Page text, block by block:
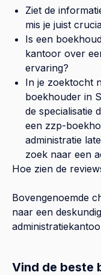
Ziet de
mis je juist
Is een
kantoor over
ervaring?
In je zoektocht
boekhouder in
de specialisatie
een zzp-
administratie
zoek naar een
Hoe zien de
Bovengenoemde
naar een
Vind de beste